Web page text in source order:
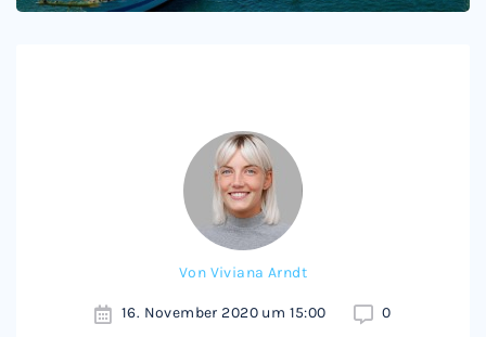
Von Viviana Arndt
16. November 2020 um 15:00 0